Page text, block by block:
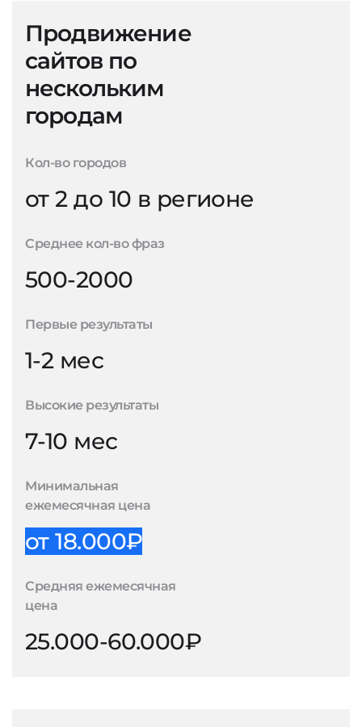
Продвижение
сайтов по
нескольким
городам
Кол-во городов
от 2 до 10 в регионе
Среднее кол-во фраз
500-2000
Первые результаты
1-2 мес
Высокие результаты
7-10 мес
Минимальная
ежемесячная цена
от 18.000₽
Средняя ежемесячная
цена
25.000-60.000₽